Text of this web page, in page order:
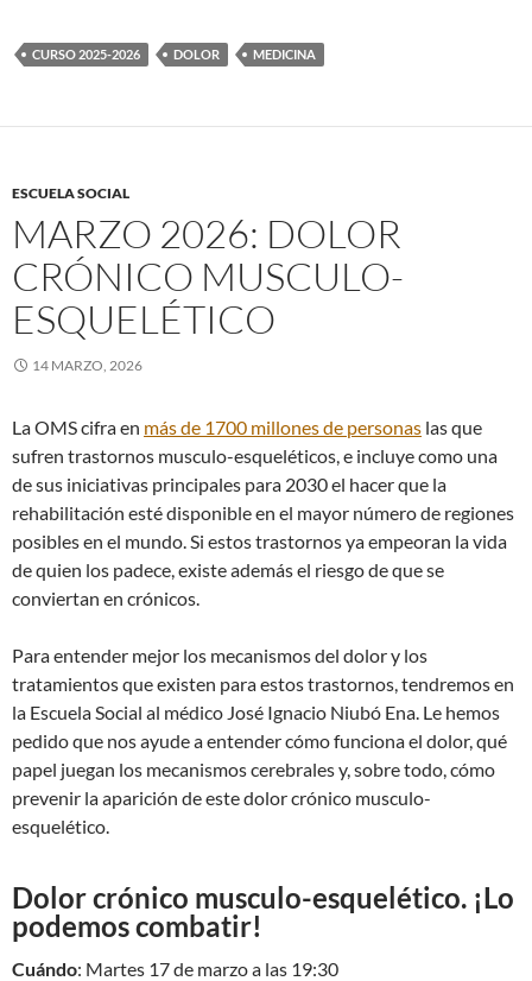
CURSO 2025-2026 DOLOR MEDICINA
ESCUELA SOCIAL
MARZO 2026: DOLOR
CRÓNICO MUSCULO-
ESQUELÉTICO
14 MARZO, 2026
La OMS cifra en más de 1700 millones de personas las que
sufren trastornos musculo-esqueléticos, e incluye como una
de sus iniciativas principales para 2030 el hacer que la
rehabilitación esté disponible en el mayor número de regiones
posibles en el mundo. Si estos trastornos ya empeoran la vida
de quien los padece, existe además el riesgo de que se
conviertan en crónicos.
Para entender mejor los mecanismos del dolor y los
tratamientos que existen para estos trastornos, tendremos en
la Escuela Social al médico José Ignacio Niubó Ena. Le hemos
pedido que nos ayude a entender cómo funciona el dolor, qué
papel juegan los mecanismos cerebrales y, sobre todo, cómo
prevenir la aparición de este dolor crónico musculo-
esquelético.
Dolor crónico musculo-esquelético. ¡Lo
podemos combatir!
Cuándo: Martes 17 de marzo a las 19:30